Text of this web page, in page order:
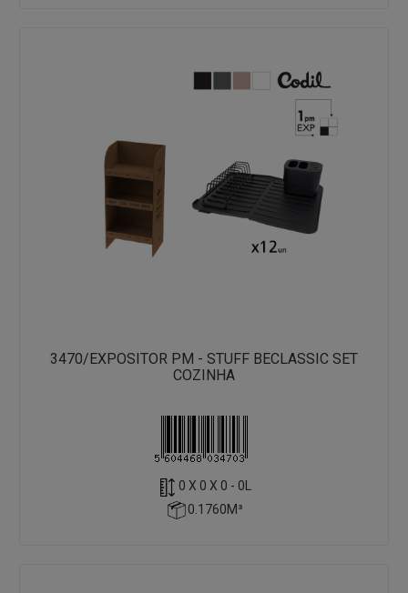
3470/EXPOSITOR PM - STUFF BECLASSIC SET
COZINHA
0 X 0 X 0 - 0L
0.1760M³